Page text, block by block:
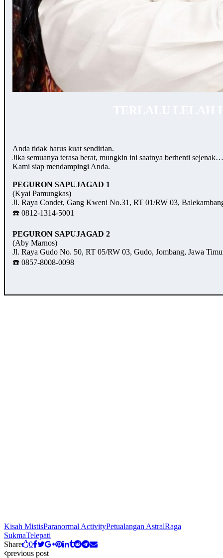
Anda tidak harus kuat sendirian.
Jika semuanya terasa berat, mungkin ini saatnya berhenti
Kami siap mendampingi Anda.
PEGURON SAPUJAGAD 1
(Kyai Pamungkas)
Jl. Raya Condet, Gang Kweni No.31, RT 01/RW 03,
☎️ 0812-1314-5001
PEGURON SAPUJAGAD 2
(Aby Marnos)
Jl. Raya Gudo No. 50, RT 05/RW 03, Gudo, Jombang, Jawa
☎️ 0857-8008-0098
Kisah MistisParanormal ActivityPetualangan AstralRaga
SukmaTelepati
Share
0
previous post